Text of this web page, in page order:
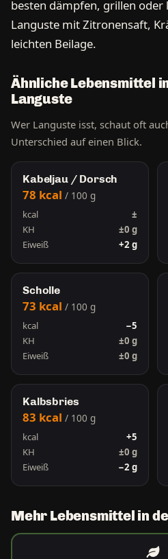
besten dämpfen, grillen oder
Languste mit Zitronensaft,
leichten Beilage.
Ähnliche Lebensmittel
Languste
Wer Languste isst, schaut oft
Unterschied auf einen Blick.
Kabeljau / Dorsch
78 kcal / 100 g
kcal
±
KH
±0 g
Eiweiß
+2 g
Scholle
73 kcal / 100 g
kcal
−5
KH
±0 g
Eiweiß
±0 g
Kalbsbries
83 kcal / 100 g
kcal
+5
KH
±0 g
Eiweiß
−2 g
Mehr Lebensmittel in